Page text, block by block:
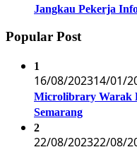
Jangkau Pekerja
Popular Post
1
16/08/202314/01/
Microlibrary Warak
Semarang
2
22/08/202322/08/